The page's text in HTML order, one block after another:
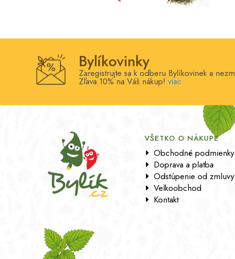
Bylíkovinky
Zaregistrujte sa k odberu Bylíkovinek a
Zľava 10% na Váš nákup! viac
VŠETKO O NÁKUPE
Obchodné podmienky
Doprava a platba
Odstúpenie od zmluvy
Velkoobchod
Kontakt